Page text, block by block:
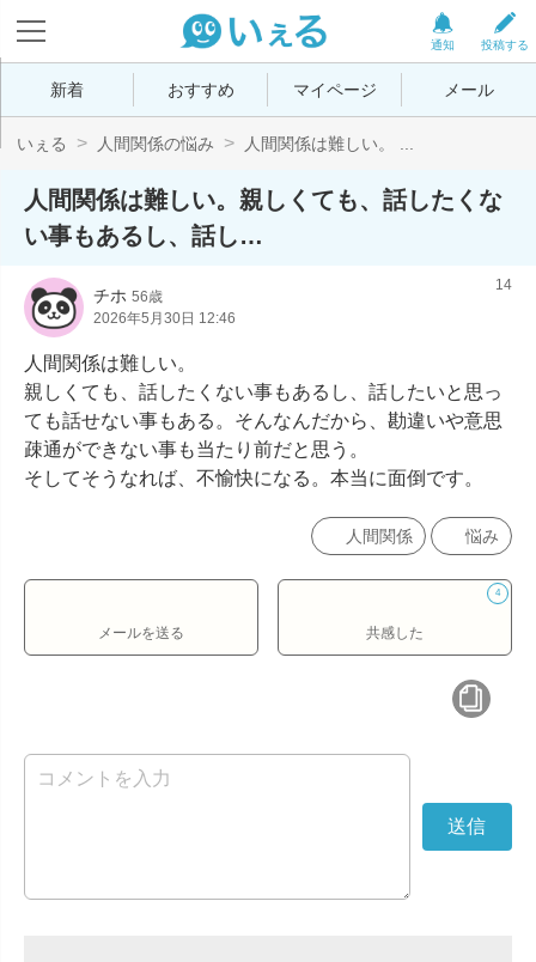
投稿する
通知
新着 おすすめ マイページ メール
いぇる 人間関係の悩み 人間関係は難しい。 ...
人間関係は難しい。親しくても、話したくな
い事もあるし、話し…
チホ 56歳
2026年5月30日 12:46
14
人間関係は難しい。
親しくても、話したくない事もあるし、話したいと思っ
ても話せない事もある。そんなんだから、勘違いや意思
疎通ができない事も当たり前だと思う。
そしてそうなれば、不愉快になる。本当に面倒です。
人間関係 悩み
メールを送る
4
共感した